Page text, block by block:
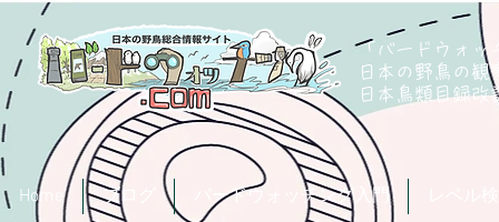
「バードウォッ
日本の野鳥の
日本鳥類目録改
Home ブログ バードウォッチング入門